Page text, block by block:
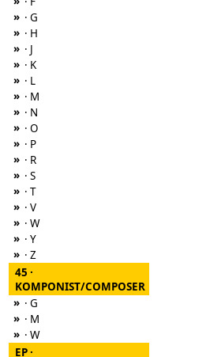
» · G
» · H
» · J
» · K
» · L
» · M
» · N
» · O
» · P
» · R
» · S
» · T
» · V
» · W
» · Y
» · Z
45 ·
KOMPONIST/COMPOSER
» · G
» · M
» · W
EP ·